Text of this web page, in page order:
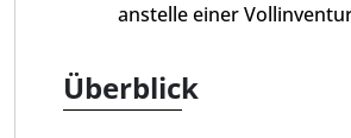
anstelle einer
Überblick